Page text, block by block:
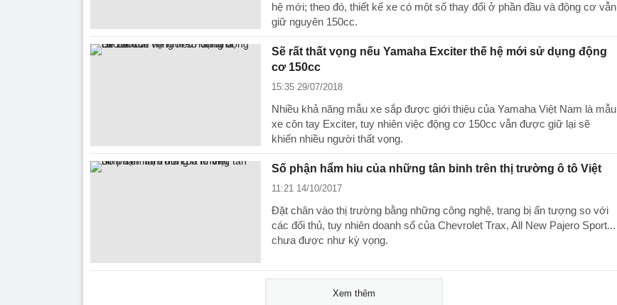
hệ mới; theo đó, thiết kế xe có một số thay đổi ở phần đầu và động cơ vẫn
giữ nguyên 150cc.
Sẽ rất thất vọng nếu Yamaha Exciter thế hệ mới sử dụng động
cơ 150cc
15:35 29/07/2018
Nhiều khả năng mẫu xe sắp được giới thiệu của Yamaha Việt Nam là mẫu
xe côn tay Exciter, tuy nhiên việc động cơ 150cc vẫn được giữ lại sẽ
khiến nhiều người thất vọng.
Số phận hẩm hiu của những tân binh trên thị trường ô tô Việt
11:21 14/10/2017
Đặt chân vào thị trường bằng những công nghệ, trang bị ấn tượng so với
các đối thủ, tuy nhiên doanh số của Chevrolet Trax, All New Pajero Sport...
chưa được như kỳ vọng.
Xem thêm